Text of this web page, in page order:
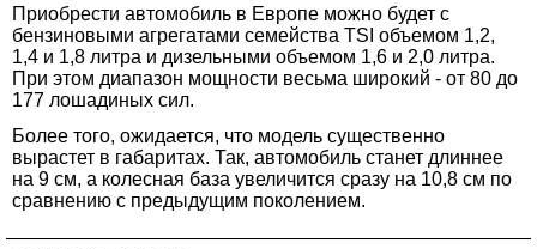
Приобрести автомобиль в Европе можно будет с
бензиновыми агрегатами семейства TSI объемом 1,2,
1,4 и 1,8 литра и дизельными объемом 1,6 и 2,0 литра.
При этом диапазон мощности весьма широкий - от 80 до
177 лошадиных сил.
Более того, ожидается, что модель существенно
вырастет в габаритах. Так, автомобиль станет длиннее
на 9 см, а колесная база увеличится сразу на 10,8 см по
сравнению с предыдущим поколением.